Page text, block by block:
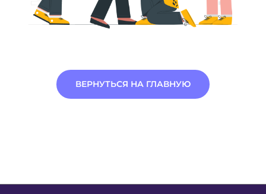
ВЕРНУТЬСЯ НА ГЛАВНУЮ